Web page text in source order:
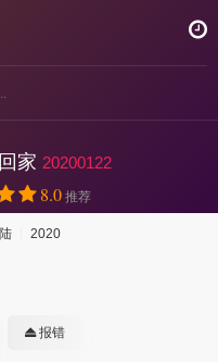
家 20200122
8.0 推荐
2020
报错